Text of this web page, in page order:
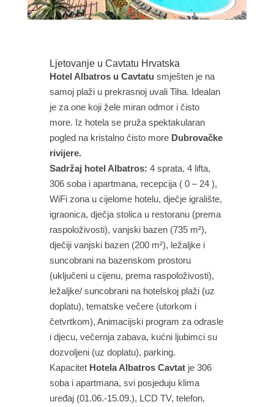
Ljetovanje u Cavtatu Hrvatska
Hotel Albatros u Cavtatu smješten je na
samoj plaži u prekrasnoj uvali Tiha. Idealan
je za one koji žele miran odmor i čisto
more. Iz hotela se pruža spektakularan
pogled na kristalno čisto more Dubrovačke
rivijere.
Sadržaj hotel Albatros: 4 sprata, 4 lifta,
306 soba i apartmana, recepcija ( 0 – 24 ),
WiFi zona u cijelome hotelu, dječje igralište,
igraonica, dječja stolica u restoranu (prema
raspoloživosti), vanjski bazen (735 m²),
dječiji vanjski bazen (200 m²), ležaljke i
suncobrani na bazenskom prostoru
(uključeni u cijenu, prema raspoloživosti),
ležaljke/ suncobrani na hotelskoj plaži (uz
doplatu), tematske večere (utorkom i
četvrtkom), Animacijski program za odrasle
i djecu, večernja zabava, kućni ljubimci su
dozvoljeni (uz doplatu), parking.
KapacitetHotela Albatros Cavtat je 306
soba i apartmana, svi posjeduju klima
uređaj (01.06.-15.09.), LCD TV, telefon,